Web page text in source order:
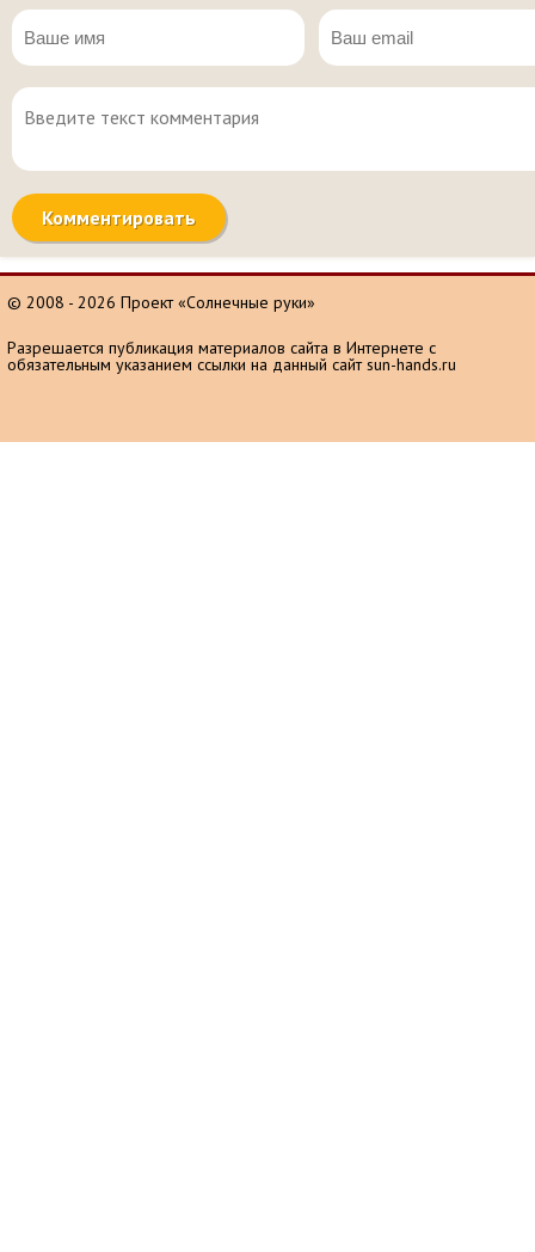
© 2008 - 2026 Проект «Солнечные руки»
Разрешается публикация материалов сайта в Интернете с
обязательным указанием ссылки на данный сайт sun-hands.ru